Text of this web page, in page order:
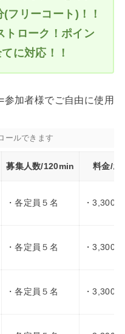
フリーコート)！！
トローク！ポイン
に対応！！
加者様でご自由に使用
募集人数/120min 料金/お
・各定員５名 ・3,300
・各定員５名 ・3,300
・各定員５名 ・3,300